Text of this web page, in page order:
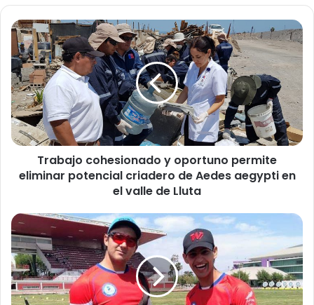
T
a
b
a
j
o
o
o
n
a
d
o
y
Trabajo cohesionado y oportuno permite
eliminar potencial criadero de Aedes aegypti en
el valle de Lluta
A
r
i
q
u
e